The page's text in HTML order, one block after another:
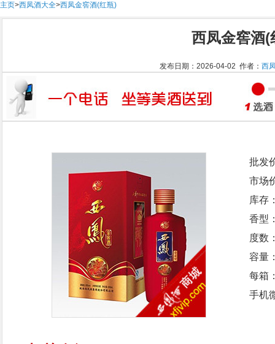
主页>西凤酒大全>西凤金窖酒(红瓶)
西凤金窖酒(
发布日期：2026-04-02 作者： 西
批发
市场
库存
香型
度数
容量
每箱
手机